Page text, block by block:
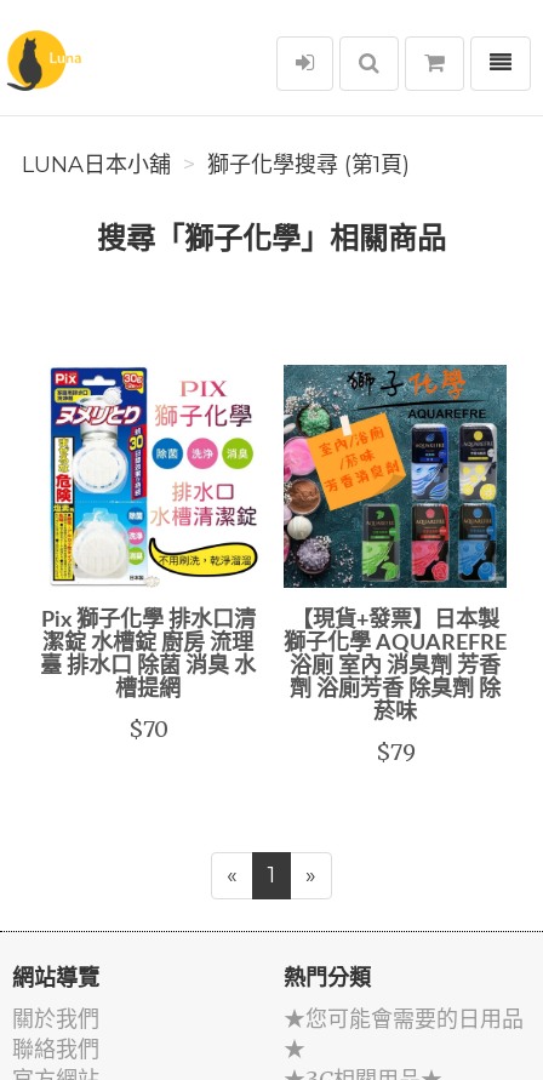
Luna日本小舖
選單
LUNA日本小舖 獅子化學搜尋 (第1頁)
搜尋「獅子化學」相關商品
Pix 獅子化學 排水口清
潔錠 水槽錠 廚房 流理
臺 排水口 除菌 消臭 水
槽提網
$70
【現貨+發票】日本製
獅子化學 AQUAREFRE
浴廁 室內 消臭劑 芳香
劑 浴廁芳香 除臭劑 除
菸味
$79
« 1 »
網站導覽
關於我們
聯絡我們
熱門分類
★您可能會需要的日用品
★